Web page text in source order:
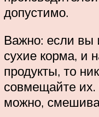
допустимо.
Важно: если вы
сухие корма, и
продукты, то
совмещайте их.
можно,